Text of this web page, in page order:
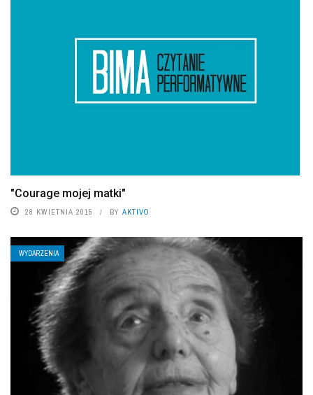
"Courage mojej matki"
28 KWIETNIA 2015 BY AKTIVO
WYDARZENIA